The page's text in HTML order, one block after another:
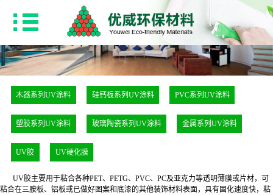
木器系列UV涂料 硅钙板系列UV涂料 PVC系列UV涂料
塑胶系列UV涂料 玻璃陶瓷系列UV涂料 金属系列UV涂料
UV胶 UV硬化膜
UV胶主要用于粘合各种PET、PETG、PVC、PC及亚克力等透明薄膜或片材，可
粘合在三胺板、铝板或已做好图案和底漆的其他装饰材料表面，具有固化速度快，粘